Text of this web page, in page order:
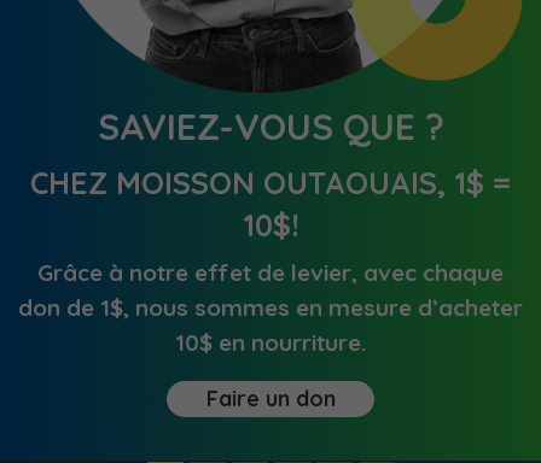
SAVIEZ-VOUS QUE ?
MOISSON OUTAOUAIS, 1$ =
10$!
à notre effet de levier, avec chaque
de 1$, nous sommes en mesure d’acheter
10$ en nourriture.
Faire un don